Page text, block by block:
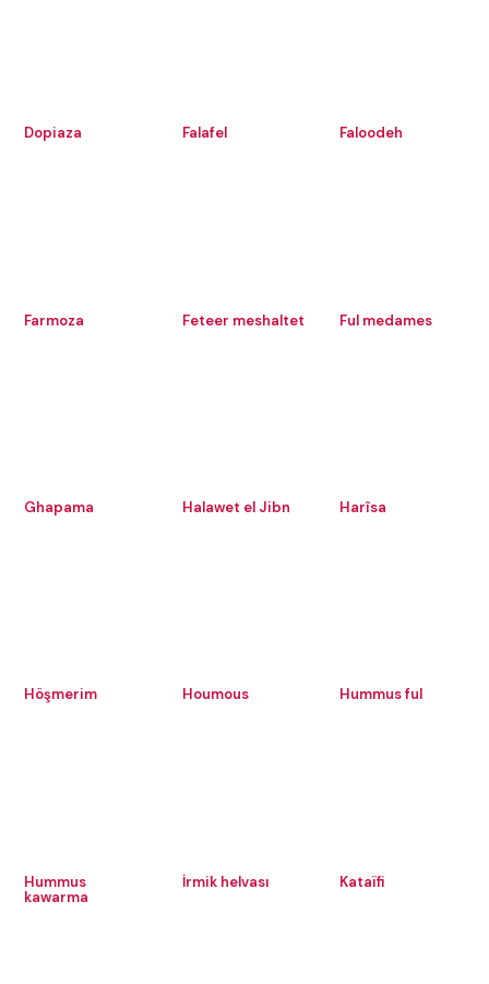
Dopiaza Falafel Faloodeh
Farmoza Feteer meshaltet Ful medames
Ghapama Halawet el Jibn Harîsa
Höşmerim Houmous Hummus ful
Hummus
kawarma
İrmik helvası Kataïfi